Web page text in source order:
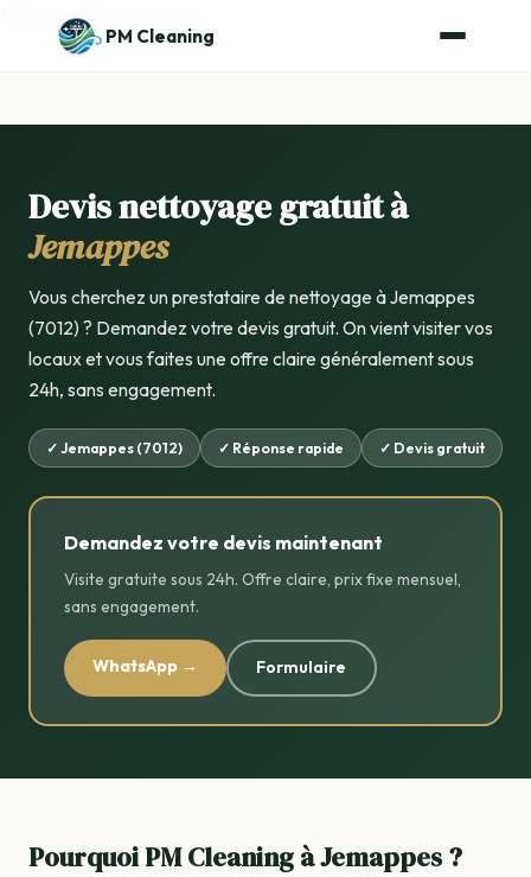
Aller au contenu principal
PM Cleaning
Devis nettoyage gratuit à
Jemappes
Vous cherchez un prestataire de nettoyage à Jemappes
(7012) ? Demandez votre devis gratuit. On vient visiter vos
locaux et vous faites une offre claire généralement sous
24h, sans engagement.
✓ Jemappes (7012) ✓ Réponse rapide ✓ Devis gratuit
Demandez votre devis maintenant
Visite gratuite sous 24h. Offre claire, prix fixe mensuel,
sans engagement.
WhatsApp → Formulaire
Pourquoi PM Cleaning à Jemappes ?